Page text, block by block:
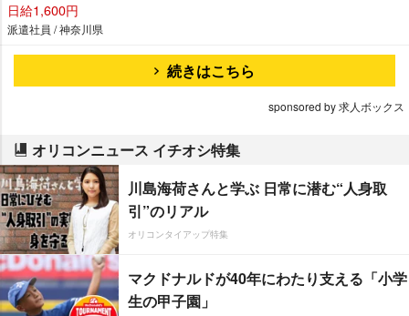
日給1,600円
派遣社員 / 神奈川県
続きはこちら
sponsored by 求人ボックス
オリコンニュース イチオシ特集
川島海荷さんと学ぶ 日常に潜む“人身取
引”のリアル
オリコンタイアップ特集
マクドナルドが40年にわたり支える「小学
生の甲子園」